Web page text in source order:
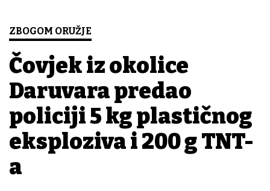
ZBOGOM ORUŽJE
Čovjek iz okolice
Daruvara predao
policiji 5 kg plastičnog
eksploziva i 200 g TNT-
a